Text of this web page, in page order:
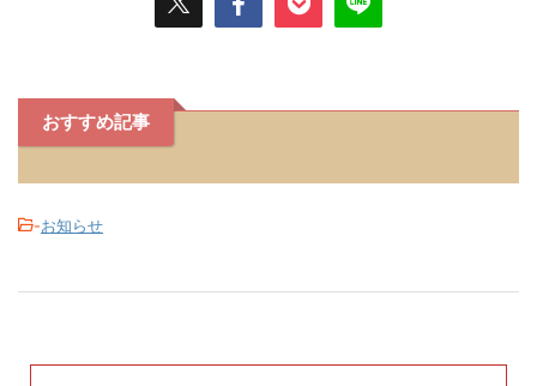
おすすめ記事
-お知らせ